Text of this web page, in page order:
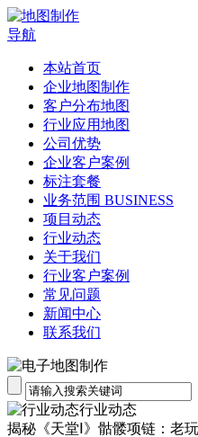
导航
本站首页
企业地图制作
客户分布地图
行业应用地图
公司优势
企业客户案例
标注套餐
业务范围 BUSINESS
项目动态
行业动态
关于我们
行业客户案例
常见问题
新闻中心
联系我们
行业动态
揭秘《天堂Ⅰ》骷髅项链：老